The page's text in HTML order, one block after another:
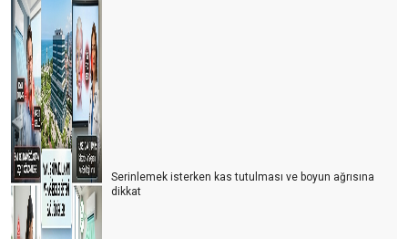
Serinlemek isterken kas tutulması ve boyun ağrısına
dikkat